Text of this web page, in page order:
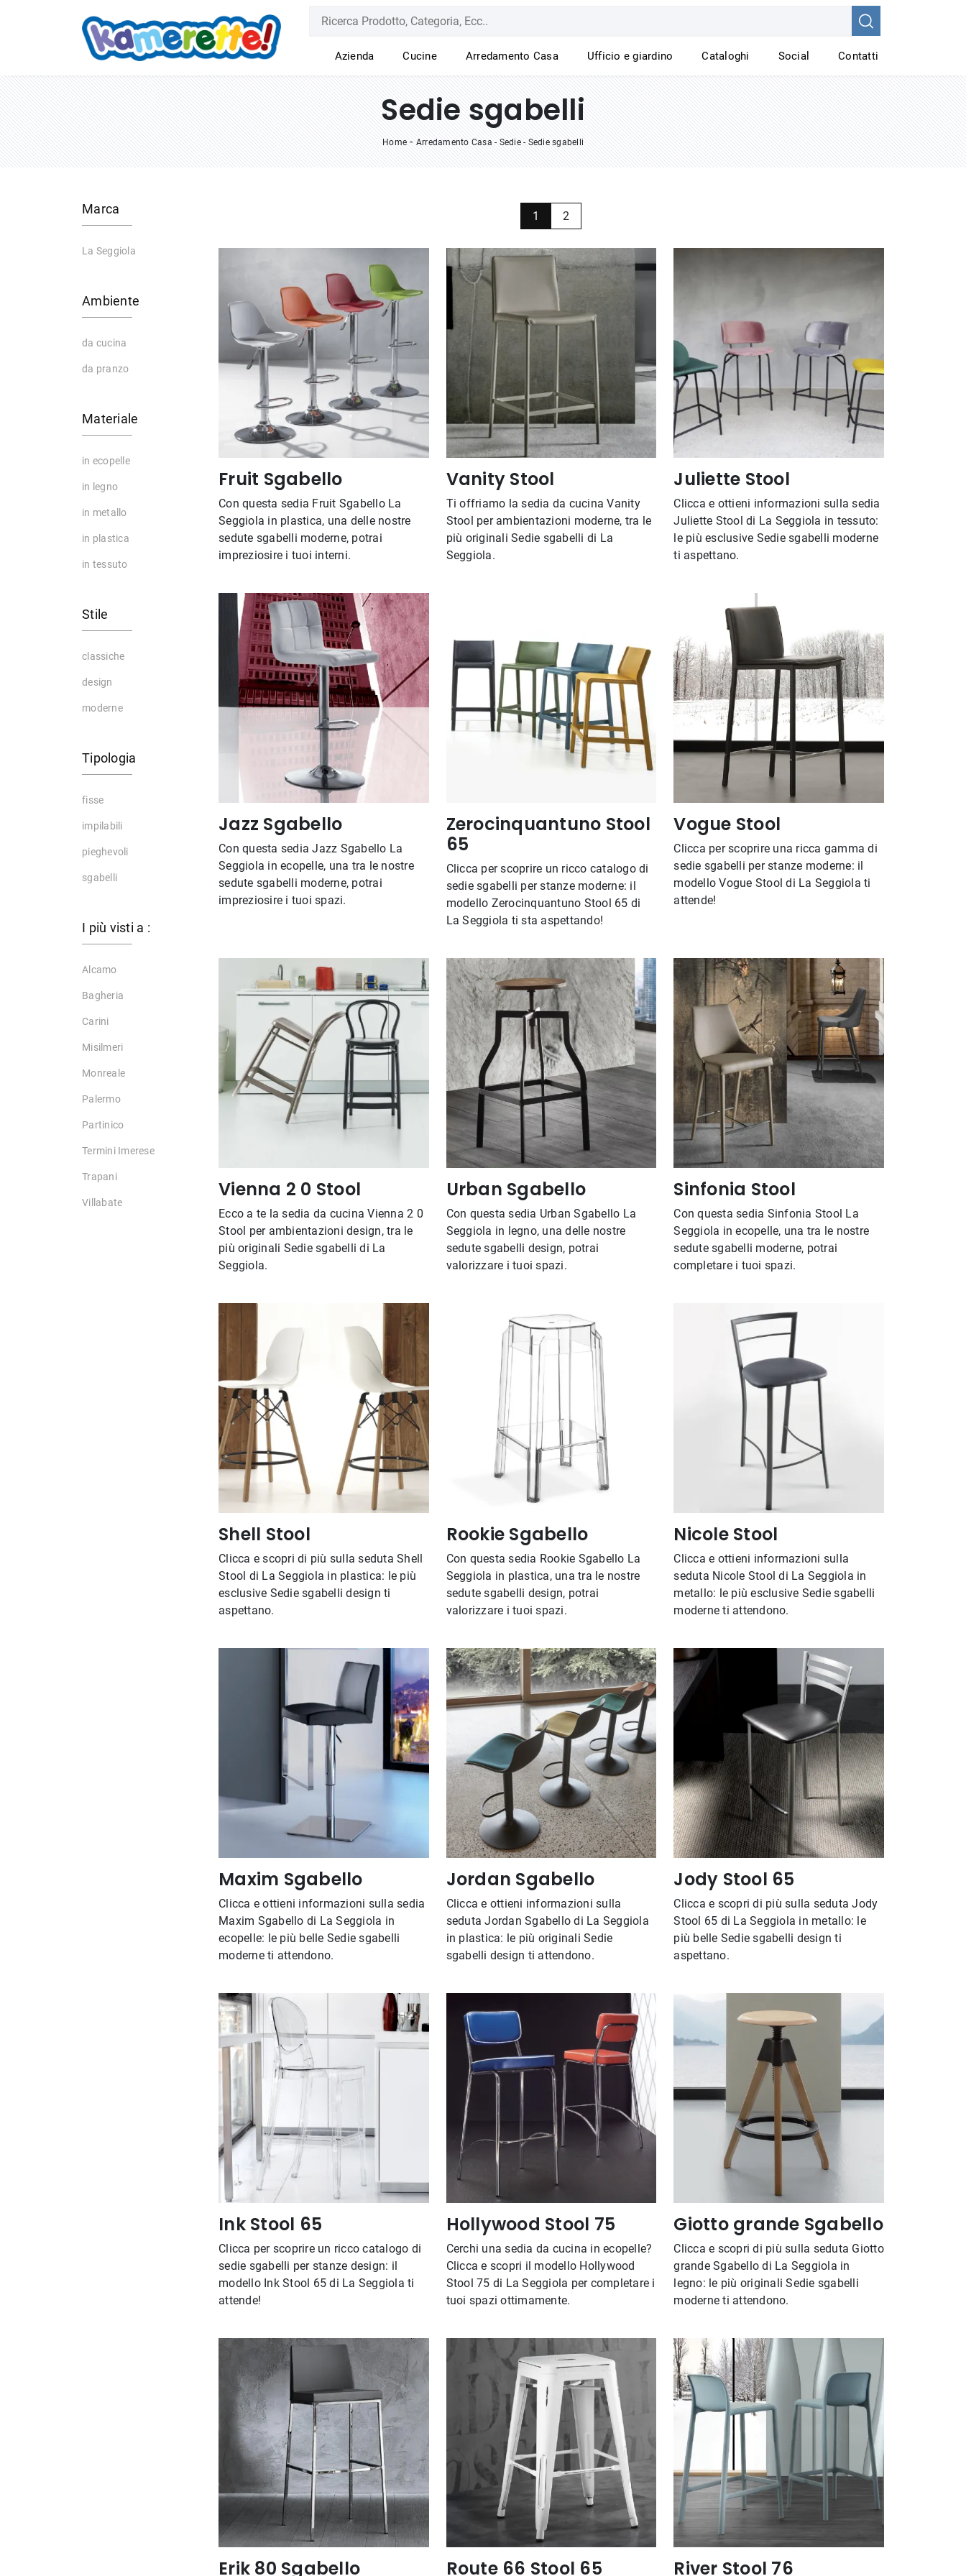
Azienda Cucine Arredamento Casa Ufficio e giardino Cataloghi Social Contatti
Sedie sgabelli
Home-Arredamento Casa-Sedie-Sedie sgabelli
1 2
Fruit Sgabello
Con questa sedia Fruit Sgabello La
Seggiola in plastica, una delle nostre
sedute sgabelli moderne, potrai
impreziosire i tuoi interni.
Vanity Stool
Ti offriamo la sedia da cucina Vanity
Stool per ambientazioni moderne, tra le
più originali Sedie sgabelli di La
Seggiola.
Juliette Stool
Clicca e ottieni informazioni sulla sedia
Juliette Stool di La Seggiola in tessuto:
le più esclusive Sedie sgabelli moderne
ti aspettano.
Jazz Sgabello
Con questa sedia Jazz Sgabello La
Seggiola in ecopelle, una tra le nostre
sedute sgabelli moderne, potrai
impreziosire i tuoi spazi.
Zerocinquantuno Stool
65
Clicca per scoprire un ricco catalogo di
sedie sgabelli per stanze moderne: il
modello Zerocinquantuno Stool 65 di
La Seggiola ti sta aspettando!
Vogue Stool
Clicca per scoprire una ricca gamma di
sedie sgabelli per stanze moderne: il
modello Vogue Stool di La Seggiola ti
attende!
Vienna 2 0 Stool
Ecco a te la sedia da cucina Vienna 2 0
Stool per ambientazioni design, tra le
più originali Sedie sgabelli di La
Seggiola.
Urban Sgabello
Con questa sedia Urban Sgabello La
Seggiola in legno, una delle nostre
sedute sgabelli design, potrai
valorizzare i tuoi spazi.
Sinfonia Stool
Con questa sedia Sinfonia Stool La
Seggiola in ecopelle, una tra le nostre
sedute sgabelli moderne, potrai
completare i tuoi spazi.
Shell Stool
Clicca e scopri di più sulla seduta Shell
Stool di La Seggiola in plastica: le più
esclusive Sedie sgabelli design ti
aspettano.
Rookie Sgabello
Con questa sedia Rookie Sgabello La
Seggiola in plastica, una tra le nostre
sedute sgabelli design, potrai
valorizzare i tuoi spazi.
Nicole Stool
Clicca e ottieni informazioni sulla
seduta Nicole Stool di La Seggiola in
metallo: le più esclusive Sedie sgabelli
moderne ti attendono.
Maxim Sgabello
Clicca e ottieni informazioni sulla sedia
Maxim Sgabello di La Seggiola in
ecopelle: le più belle Sedie sgabelli
moderne ti attendono.
Jordan Sgabello
Clicca e ottieni informazioni sulla
seduta Jordan Sgabello di La Seggiola
in plastica: le più originali Sedie
sgabelli design ti attendono.
Jody Stool 65
Clicca e scopri di più sulla seduta Jody
Stool 65 di La Seggiola in metallo: le
più belle Sedie sgabelli design ti
aspettano.
Ink Stool 65
Clicca per scoprire un ricco catalogo di
sedie sgabelli per stanze design: il
modello Ink Stool 65 di La Seggiola ti
attende!
Hollywood Stool 75
Cerchi una sedia da cucina in ecopelle?
Clicca e scopri il modello Hollywood
Stool 75 di La Seggiola per completare i
tuoi spazi ottimamente.
Giotto grande Sgabello
Clicca e scopri di più sulla seduta Giotto
grande Sgabello di La Seggiola in
legno: le più originali Sedie sgabelli
moderne ti attendono.
Erik 80 Sgabello Route 66 Stool 65 River Stool 76
Marca
La Seggiola
Ambiente
da cucina
da pranzo
Materiale
in ecopelle
in legno
in metallo
in plastica
in tessuto
Stile
classiche
design
moderne
Tipologia
fisse
impilabili
pieghevoli
sgabelli
I più visti a :
Alcamo
Bagheria
Carini
Misilmeri
Monreale
Palermo
Partinico
Termini Imerese
Trapani
Villabate